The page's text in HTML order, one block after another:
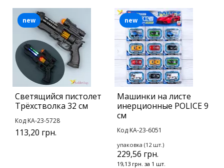
Светящийся пистолет
Трёхстволка 32 см
Код KA-23-5728
113,20 грн.
new
Машинки на листе
инерционные POLICE 9
см
Код KA-23-6051
упаковка (12 шт.)
229,56 грн.
19,13 грн. за 1 шт.
new